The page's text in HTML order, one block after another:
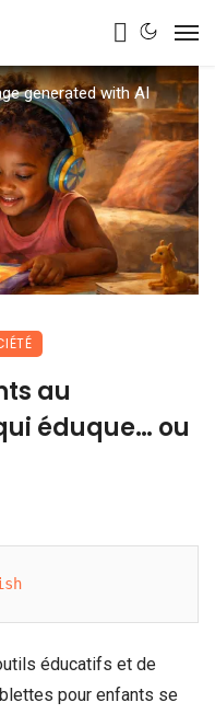
generated with AI
au
éduque… ou
éducatifs et de
pour enfants se